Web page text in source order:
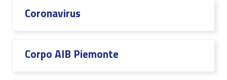
Coronavirus
Corpo AIB Piemonte